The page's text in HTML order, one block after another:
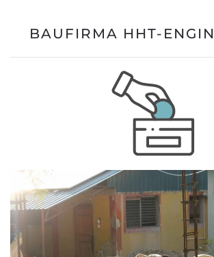
BAUFIRMA HHT-